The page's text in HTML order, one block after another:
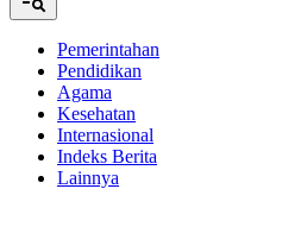
Pemerintahan
Pendidikan
Agama
Kesehatan
Internasional
Indeks Berita
Lainnya